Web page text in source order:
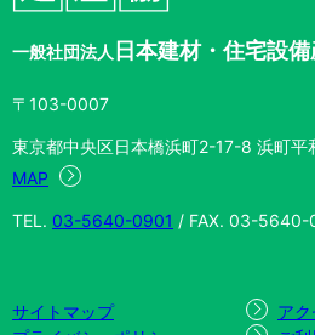
一般社団法人 日本建材・住宅設
〒103-0007
東京都中央区日本橋浜町2-17-8 浜町平
MAP
TEL. 03-5640-0901 / FAX. 03-5640-
サイトマップ
アク